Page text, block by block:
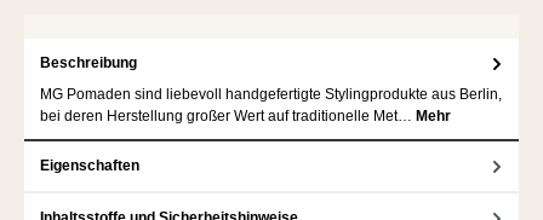
Beschreibung
MG Pomaden sind liebevoll handgefertigte Stylingprodukte aus Berlin,
bei deren Herstellung großer Wert auf traditionelle Met… Mehr
Eigenschaften